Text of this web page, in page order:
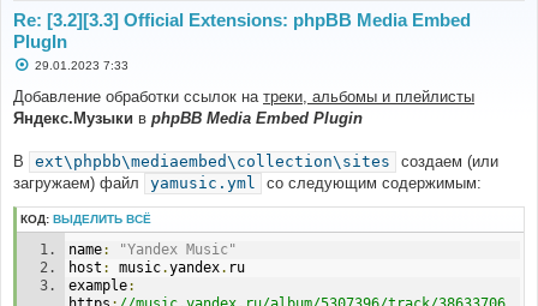
Re: [3.2][3.3] Official Extensions: phpBB Media Embed
PlugIn
С
о
щ
н
и
е
29.01.2023 7:33
Добавление обработки ссылок на треки, альбомы и плейлисты
Яндекс.Музыки в phpBB Media Embed Plugin
В ext\phpbb\mediaembed\collection\sites
создаем (или
загружаем) файл
yamusic.yml со следующим содержимым:
КОД: ВЫДЕЛИТЬ ВСЁ
name:
"Yandex Music"
host : music.yandex. ru
example: